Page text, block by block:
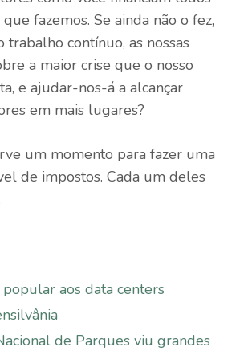
fazemos. Se ainda não o fez,
trabalho contínuo, as nossas
a maior crise que o nosso
e ajudar-nos-á a alcançar
em mais lugares?
um momento para fazer uma
de impostos. Cada um deles
popular aos data centers
de Parques viu grandes